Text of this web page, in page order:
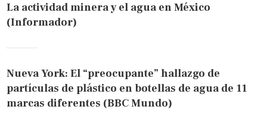
La actividad minera y el agua en México
(Informador)
Nueva York: El “preocupante” hallazgo de
partículas de plástico en botellas de agua de 11
marcas diferentes (BBC Mundo)